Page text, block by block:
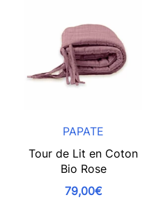
PAPATE
Tour de Lit en Coton
Bio Rose
79,00€